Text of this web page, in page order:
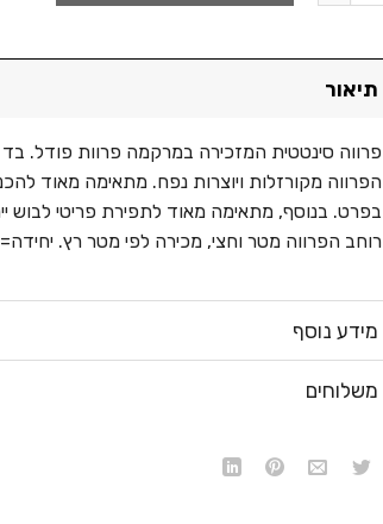
תיאור
פרווה סינטטית המזכירה במרקמה פרוות פודל. בד
הפרווה מקורזלות ויוצרות נפח. מתאימה מאוד
בפרט. בנוסף, מתאימה מאוד לתפירת פריטי לבוש
רוחב הפרווה מטר וחצי, מכירה לפי מטר רץ.
מידע נוסף
משלוחים